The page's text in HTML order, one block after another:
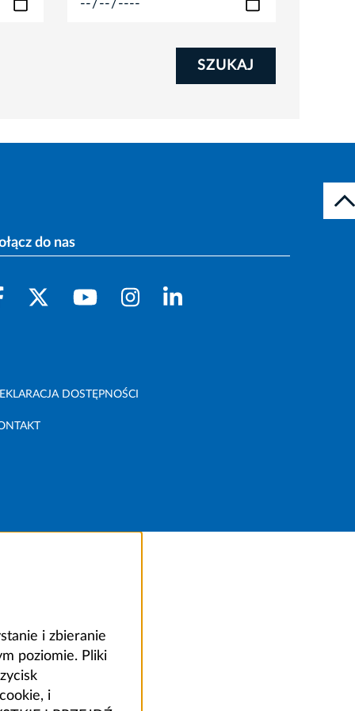
SZUKAJ
do nas
DOSTĘPNOŚCI
i zbieranie
poziomie. Pliki
i